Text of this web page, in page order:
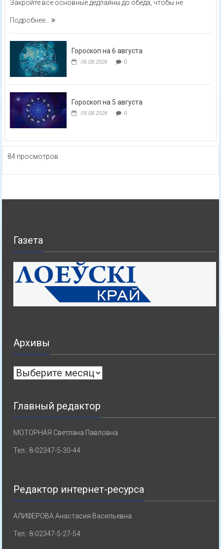
Закройте все основные дедлайны до обеда, чтобы не
Подробнее...
Гороскоп на 6 августа
06.08.2026 0
Гороскоп на 5 августа
05.08.2026 0
84 просмотров
Газета
Архивы
Архивы
Главный редактор
МОТОРНАЯ Светлана Павловна
Тел.: 8-02347-5-30-44.
Редактор интернет-ресурса
АЛИФЕРОВА Анастасия Васильевна
Тел.: 8-02347-5-27-54.